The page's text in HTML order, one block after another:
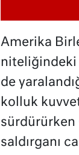
Amerika
niteliğindeki
de
kolluk
sürdürürken
saldırganı